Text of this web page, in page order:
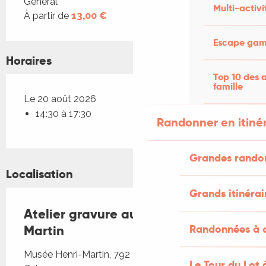
Multi-
Escape
Top 10 des
famille
Randonner en
Grandes
Grands
Randonnées
À partir de 13,00 €
Horaires
Le 20 août 2026
14:30 à 17:30
Localisation
Atelier gravure au Musée Henri-
Martin
Musée Henri-Martin, 792 Rue Emile Zola, 46000